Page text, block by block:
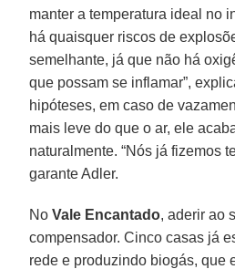
manter a temperatura ideal no
há quaisquer riscos de
semelhante, já que não há
que possam se inflamar”,
hipóteses, em caso de
mais leve do que o ar, ele
naturalmente. “Nós já fizemos
garante Adler.
NoVale Encantado, aderir ao
compensador. Cinco casas já
rede e produzindo biogás, que